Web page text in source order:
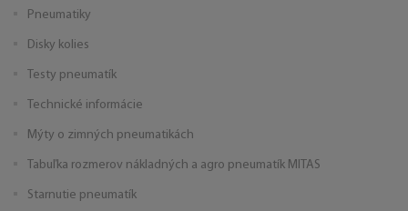
Pneumatiky
Disky kolies
Testy pneumatík
Technické informácie
Mýty o zimných pneumatikách
Tabuľka rozmerov nákladných a agro pneumatík MITAS
Starnutie pneumatík